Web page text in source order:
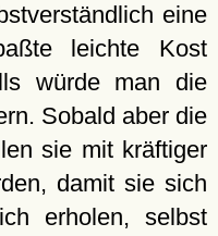
eine
leichte Kost
würde man die
Sobald aber die
sie mit kräftiger
damit sie sich
erholen, selbst